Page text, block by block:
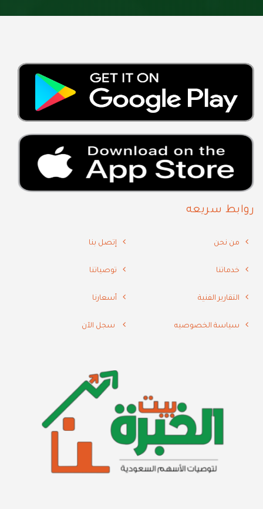
روابط سريعه
من نحن إتصل بنا
خدماتنا توصياتنا
التقارير الفنية أسعارنا
سياسة الخصوصيه سجل الآن